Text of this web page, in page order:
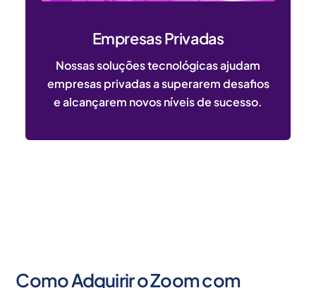
Empresas Privadas
Nossas soluções tecnológicas ajudam
empresas privadas a superarem desafios
e alcançarem novos níveis de sucesso.
Como Adquirir o Zoom com